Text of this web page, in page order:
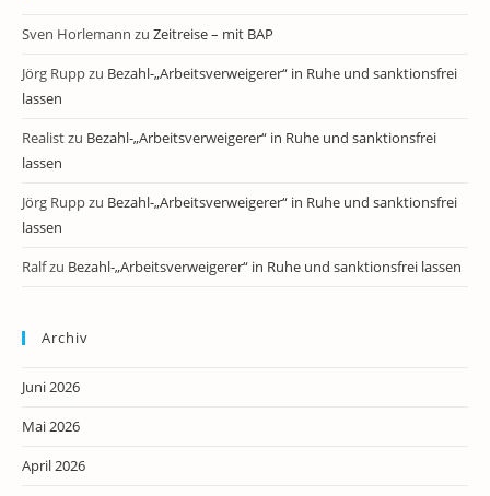
Sven Horlemann zu Zeitreise – mit BAP
Jörg Ruppzu Bezahl-„Arbeitsverweigerer“ in Ruhe und sanktionsfrei
lassen
Realistzu Bezahl-„Arbeitsverweigerer“ in Ruhe und sanktionsfrei
lassen
Jörg Ruppzu Bezahl-„Arbeitsverweigerer“ in Ruhe und sanktionsfrei
lassen
Ralfzu Bezahl-„Arbeitsverweigerer“ in Ruhe und sanktionsfrei lassen
Archiv
Juni 2026
Mai 2026
April 2026